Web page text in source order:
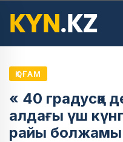
ҚОҒАМ
« 40 градусқа
алдағы үш
райы болжамы